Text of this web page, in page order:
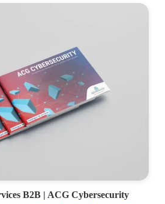
B2B | ACG Cybersecurity